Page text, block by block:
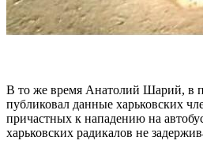
В то же время Анатолий Шарий, в
публиковал данные харьковских
причастных к нападению на
харьковских радикалов не